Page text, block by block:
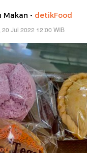
Makan - detikFood
20 Jul 2022 12:00 WIB